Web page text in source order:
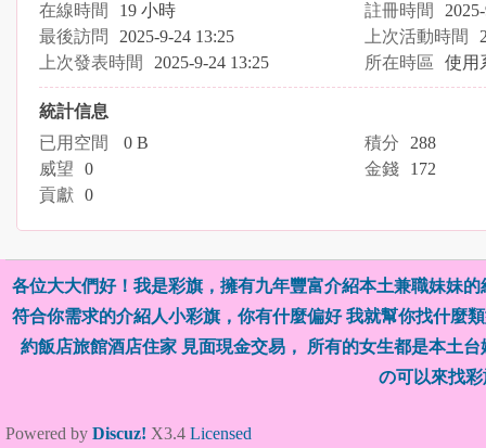
在線時間
19 小時 註冊時間
最後訪問
2025-9-24 13:25 上次活動時間
上次發表時間
2025-9-24 13:25 所在時區 使用
統計信息
已用空間
0 B 積分
288
威望
0 金錢
172
貢獻 0
各位大大們好！我是彩旗，擁有九年豐富介紹本土兼職妹妹
符合你需求的介紹人小彩旗，你有什麼偏好 我就幫你找什麼
約飯店旅館酒店住家 見面現金交易， 所有的女生都是本土
の可以來找
Powered by Discuz! X3.4 Licensed